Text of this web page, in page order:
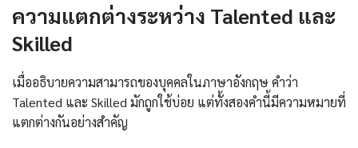
ความแตกต่างระหว่าง Talented และ
Skilled
เมื่ออธิบายความสามารถของบุคคลในภาษาอังกฤษ คำว่า
Talented และ Skilled มักถูกใช้บ่อย แต่ทั้งสองคำนี้มีความหมายที่
แตกต่างกันอย่างสำคัญ